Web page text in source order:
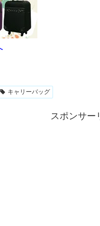
キャリーバッグ
スポンサー